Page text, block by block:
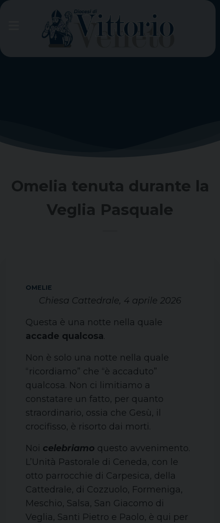
Skip
Omelia tenuta durante la
Veglia Pasquale
OMELIE
Chiesa Cattedrale, 4 aprile 2026
Questa è una notte nella quale
accade qualcosa.
Non è solo una notte nella quale
“ricordiamo” che “è accaduto”
qualcosa. Non ci limitiamo a
constatare un fatto, per quanto
straordinario, ossia che Gesù, il
crocifisso, è risorto dai morti.
Noi celebriamo questo avvenimento.
L’Unità Pastorale di Ceneda, con le
otto parrocchie di Carpesica, della
Cattedrale, di Cozzuolo, Formeniga,
Meschio, Salsa, San Giacomo di
Veglia, Santi Pietro e Paolo, è qui per